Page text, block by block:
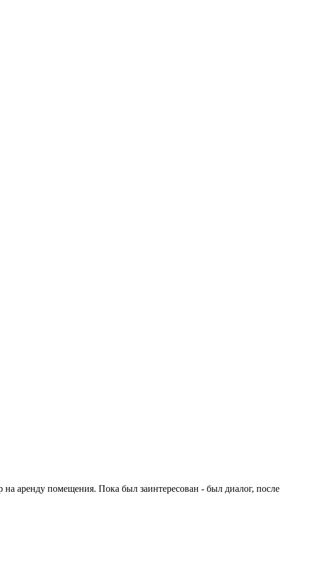
аренду помещения. Пока был заинтересован - был диалог, после